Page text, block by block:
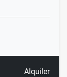
Alquiler